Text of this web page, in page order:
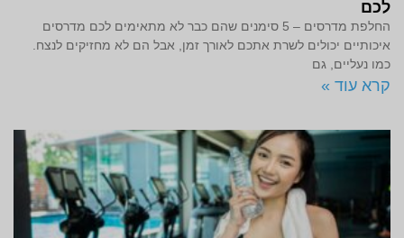
לכם
החלפת מדרסים – 5 סימנים שהם כבר לא מתאימים לכם מדרסים
איכותיים יכולים לשרת אתכם לאורך זמן, אבל הם לא מחזיקים לנצח.
כמו נעליים, גם
קרא עוד »